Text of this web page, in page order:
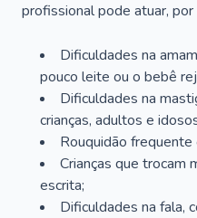
profissional pode atuar,
Dificuldades na
pouco leite ou o bebê
Dificuldades na
crianças, adultos e
Rouquidão
Crianças que trocam
escrita;
Dificuldades na fala,